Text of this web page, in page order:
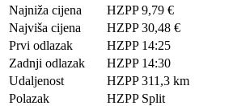
Najniža cijena
HZPP 9,79 €
Najviša cijena
HZPP 30,48 €
Prvi odlazak
HZPP 14:25
Zadnji odlazak
HZPP 14:30
Udaljenost
HZPP 311,3 km
Polazak
HZPP Split